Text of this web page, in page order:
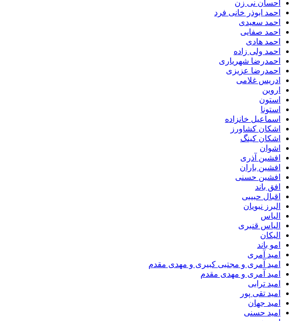
احسان نی زن
احمد ابوذر خانی فرد
احمد سعیدی
احمد صفایی
احمد هادی
احمد ولی زاده
احمدرضا شهریاری
احمدرضا عزیزی
ادریس غلامی
اروین
استون
استونا
اسماعیل خانزاده
اشکان کشاورز
اشکان کینگ
اشوان
افشین آذری
افشین باران
افشین حسنی
افق باند
اقبال حبیبی
البرز نبویان
الیاس
الیاس قنبرى
الیکان
امو باند
امید آمری
امید آمری و مجتبی کبیری و مهدى مقدم
امید آمری و مهدی مقدم
امید ترابی
امید تقی پور
امید جهان
امید حسنی